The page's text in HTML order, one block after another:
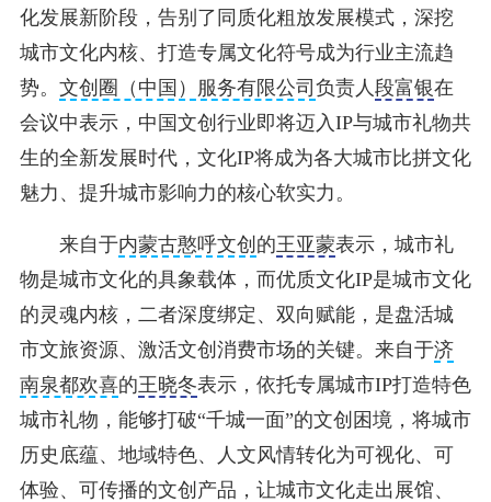
化发展新阶段，告别了同质化粗放发展模式，深挖
城市文化内核、打造专属文化符号成为行业主流趋
势。 文创圈（中国）服务有限公司 负责人 段富银在
会议中表示，中国文创行业即将迈入IP与城市礼物共
生的全新发展时代，文化IP将成为各大城市比拼文化
魅力、提升城市影响力的核心软实力。
来自于内蒙古憨呼文创 的王亚蒙表示，城市礼
物是城市文化的具象载体，而优质文化IP是城市文化
的灵魂内核，二者深度绑定、双向赋能，是盘活城
市文旅资源、激活文创消费市场的关键。来自于济
南泉都欢喜的王晓冬表示，依托专属城市IP打造特色
城市礼物，能够打破“千城一面”的文创困境，将城市
历史底蕴、地域特色、人文风情转化为可视化、可
体验、可传播的文创产品，让城市文化走出展馆、